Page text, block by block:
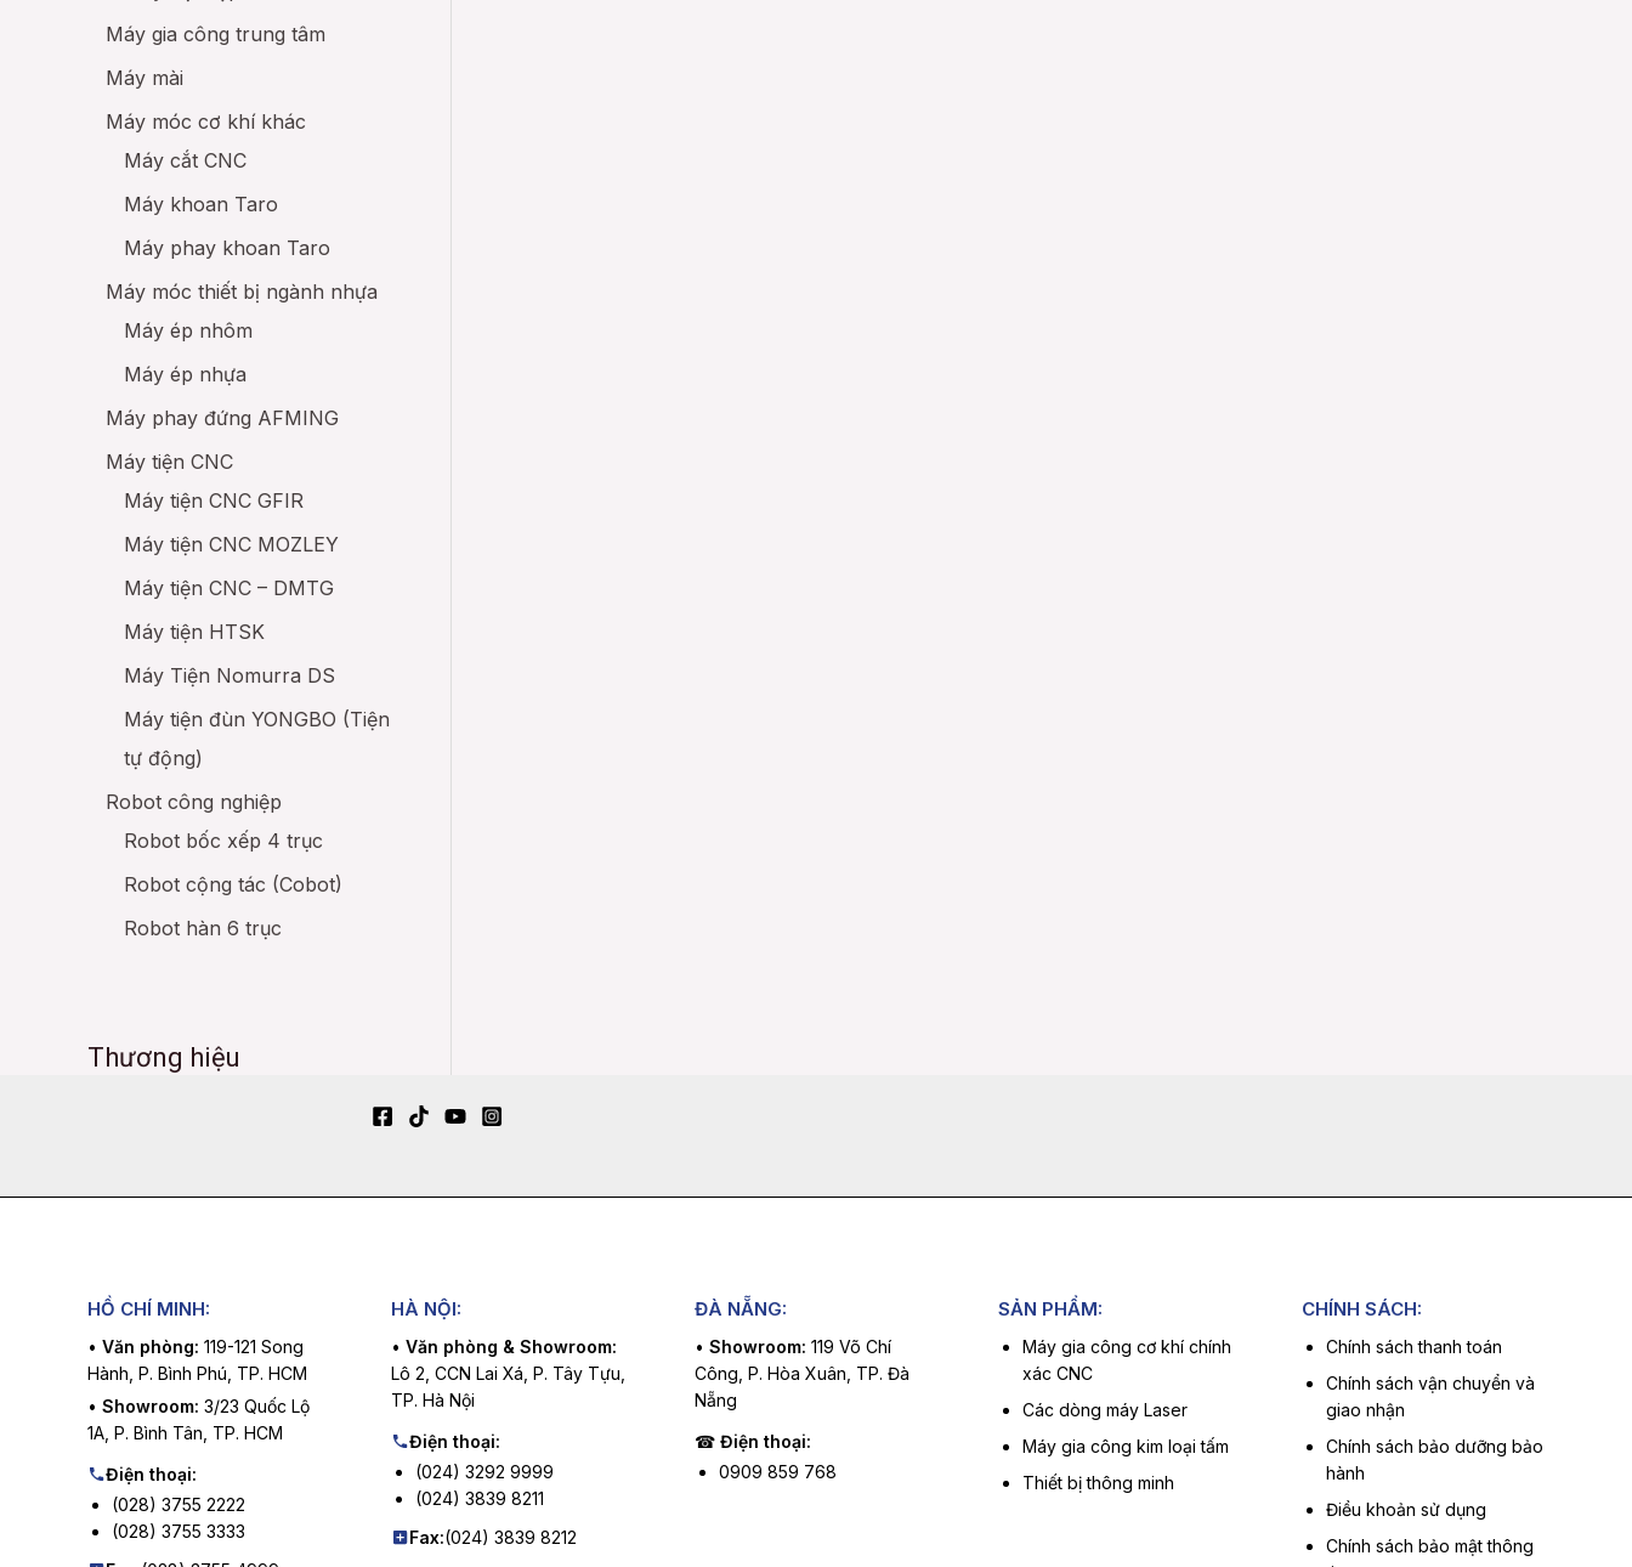
Máy gia công trung tâm
Máy mài
Máy móc cơ khí khác
Máy cắt CNC
Máy khoan Taro
Máy phay khoan Taro
Máy móc thiết bị ngành nhựa
Máy ép nhôm
Máy ép nhựa
Máy phay đứng AFMING
Máy tiện CNC
Máy tiện CNC GFIR
Máy tiện CNC MOZLEY
Máy tiện CNC – DMTG
Máy tiện HTSK
Máy Tiện Nomurra DS
Máy tiện đùn YONGBO (Tiện
tự động)
Robot công nghiệp
Robot bốc xếp 4 trục
Robot cộng tác (Cobot)
Robot hàn 6 trục
Thương hiệu
HỒ CHÍ MINH:
• Văn phòng: 119-121 Song
Hành, P. Bình Phú, TP. HCM
• Showroom: 3/23 Quốc Lộ
1A, P. Bình Tân, TP. HCM
Điện thoại:
(028) 3755 2222
(028) 3755 3333
HÀ NỘI:
• Văn phòng & Showroom:
Lô 2, CCN Lai Xá, P. Tây Tựu,
TP. Hà Nội
Điện thoại:
(024) 3292 9999
(024) 3839 8211
Fax:(024) 3839 8212
ĐÀ NẴNG:
• Showroom: 119 Võ Chí
Công, P. Hòa Xuân, TP. Đà
Nẵng
☎ Điện thoại:
0909 859 768
SẢN PHẨM:
Máy gia công cơ khí chính
xác CNC
Các dòng máy Laser
Máy gia công kim loại tấm
Thiết bị thông minh
CHÍNH SÁCH:
Chính sách thanh toán
Chính sách vận chuyển và
giao nhận
Chính sách bảo dưỡng bảo
hành
Điều khoản sử dụng
Chính sách bảo mật thông